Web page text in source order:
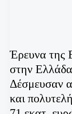
Έρευνα της
στην
Δέσμευσαν
και